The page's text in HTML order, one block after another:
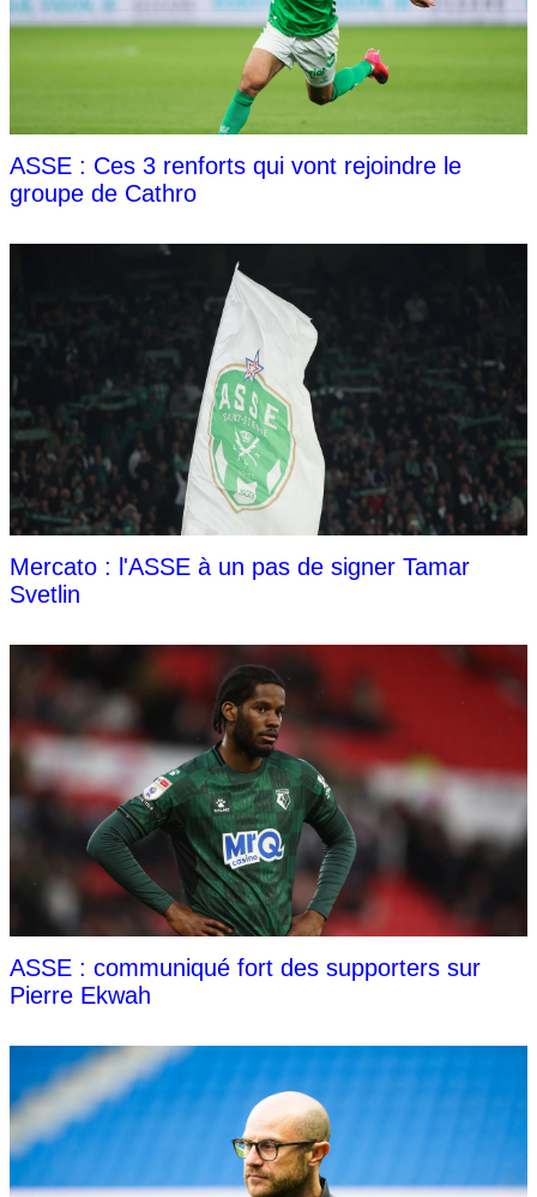
ASSE : Ces 3 renforts qui vont rejoindre le
groupe de Cathro
Mercato : l'ASSE à un pas de signer Tamar
Svetlin
ASSE : communiqué fort des supporters sur
Pierre Ekwah